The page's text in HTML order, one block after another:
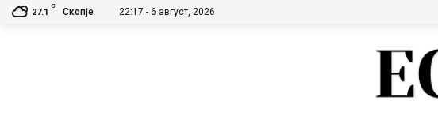
27.1
C
Скопје 22:17 - 6 август, 2026